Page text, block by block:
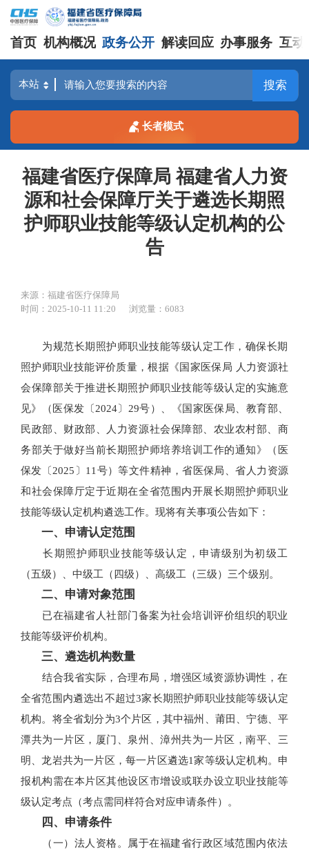
首页 机构概况 政务公开 解读回应 办事服务 互动
搜索
长者模式
福建省医疗保障局 福建省人力资
源和社会保障厅关于遴选长期照
护师职业技能等级认定机构的公
告
来源：福建省医疗保障局
时间：2025-10-11 11:20
浏览量：6083
为规范长期照护师职业技能等级认定工作，确保长期
照护师职业技能评价质量，根据《国家医保局 人力资源社
会保障部关于推进长期照护师职业技能等级认定的实施意
见》（医保发〔2024〕29号）、《国家医保局、教育部、
民政部、财政部、人力资源社会保障部、农业农村部、商
务部关于做好当前长期照护师培养培训工作的通知》（医
保发〔2025〕11号）等文件精神，省医保局、省人力资源
和社会保障厅定于近期在全省范围内开展长期照护师职业
技能等级认定机构遴选工作。现将有关事项公告如下：
一、申请认定范围
长期照护师职业技能等级认定，申请级别为初级工
（五级）、中级工（四级）、高级工（三级）三个级别。
二、申请对象范围
已在福建省人社部门备案为社会培训评价组织的职业
技能等级评价机构。
三、遴选机构数量
结合我省实际，合理布局，增强区域资源协调性，在
全省范围内遴选出不超过3家长期照护师职业技能等级认定
机构。将全省划分为3个片区，其中福州、莆田、宁德、平
潭共为一片区，厦门、泉州、漳州共为一片区，南平、三
明、龙岩共为一片区，每一片区遴选1家等级认定机构。申
报机构需在本片区其他设区市增设或联办设立职业技能等
级认定考点（考点需同样符合对应申请条件）。
四、申请条件
（一）法人资格。属于在福建省行政区域范围内依法